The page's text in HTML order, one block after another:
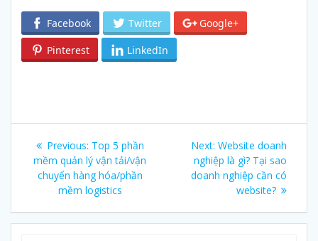
Facebook Twitter
Google+
Pinterest
LinkedIn
Post
navigation
Previous: Previous
post:
Top 5 phần
mềm quản lý vận tải/vận
chuyển hàng hóa/phần
mềm logistics
Next: Next
post:
Website doanh
nghiệp là gì? Tại sao
doanh nghiệp cần có
website?